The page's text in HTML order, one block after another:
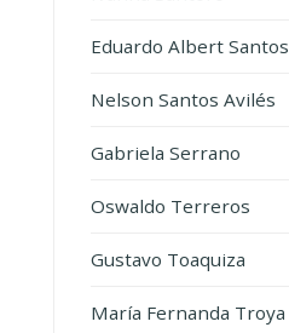
Eduardo Albert Santos
Nelson Santos Avilés
Gabriela Serrano
Oswaldo Terreros
Gustavo Toaquiza
María Fernanda Troya